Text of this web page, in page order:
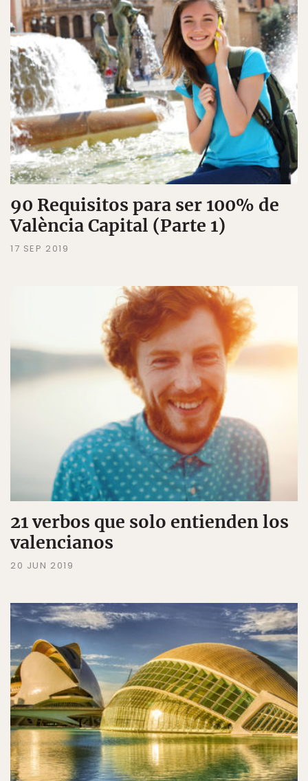
90 Requisitos para ser 100% de
València Capital (Parte 1)
17 SEP 2019
21 verbos que solo entienden los
valencianos
20 JUN 2019